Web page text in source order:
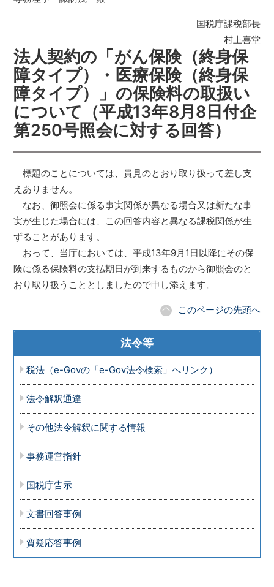
国税庁課税部長
村上喜堂
法人契約の「がん保険（終身保
障タイプ）・医療保険（終身保
障タイプ）」の保険料の取扱い
について（平成13年8月8日付企
第250号照会に対する回答）
標題のことについては、貴見のとおり取り扱って差し支
えありません。
なお、御照会に係る事実関係が異なる場合又は新たな事
実が生じた場合には、この回答内容と異なる課税関係が生
ずることがあります。
おって、当庁においては、平成13年9月1日以降にその保
険に係る保険料の支払期日が到来するものから御照会のと
おり取り扱うこととしましたので申し添えます。
このページの先頭へ
法令等
税法（e-Govの「e-Gov法令検索」へリンク）
法令解釈通達
その他法令解釈に関する情報
事務運営指針
国税庁告示
文書回答事例
質疑応答事例